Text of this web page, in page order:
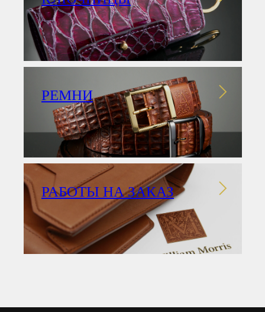
РЕМНИ
РАБОТЫ НА ЗАКАЗ